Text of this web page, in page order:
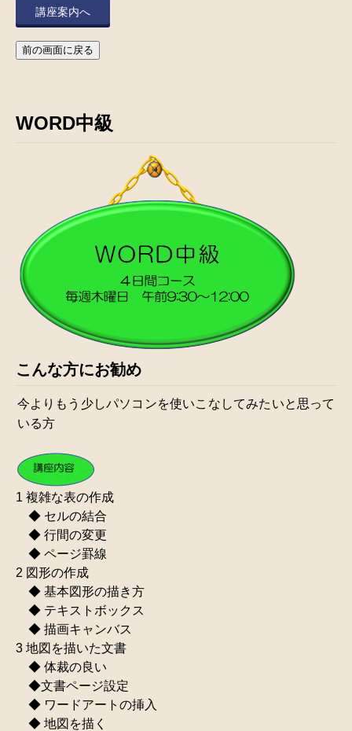
講座案内へ
前の画面に戻る
WORD中級
こんな方にお勧め
今よりもう少しパソコンを使いこなしてみたいと思って
いる方
1 複雑な表の作成
◆ セルの結合
◆ 行間の変更
◆ ページ罫線
2 図形の作成
◆ 基本図形の描き方
◆ テキストボックス
◆ 描画キャンバス
3 地図を描いた文書
◆ 体裁の良い
◆文書ページ設定
◆ ワードアートの挿入
◆ 地図を描く